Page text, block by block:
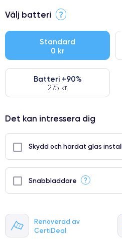
Renoverad av
CertiDeal
⭐ Premium
● Oklanderlig kvalitetsskärm
● Endast 5% av våra telefoner har
Välj batteri ?
Standard
0 kr
Batteri +90%
275 kr
Det kan intressera dig
Skydd och härdat glas
Snabbladdare ?